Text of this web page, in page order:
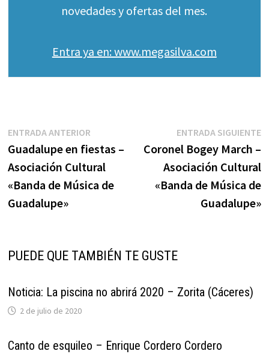
novedades y ofertas del mes.
Entra ya en: www.megasilva.com
Navegación
de
entradas
ENTRADA ANTERIOREntrada
anterior:
Guadalupe en fiestas –
Asociación Cultural
«Banda de Música de
Guadalupe»
ENTRADA SIGUIENTE
Coronel Bogey March –
Asociación Cultural
«Banda de Música de
Guadalupe»
PUEDE QUE TAMBIÉN TE GUSTE
Noticia: La piscina no abrirá 2020 – Zorita (Cáceres)
2 de julio de 2020
Canto de esquileo – Enrique Cordero Cordero